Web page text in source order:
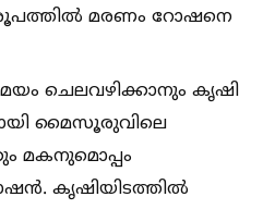
രൂപത്തില്‍ മരണം റോഷനെ
ചെലവഴിക്കാനും കൃഷി
മൈസൂരുവിലെ
മകനുമൊപ്പം
കൃഷിയിടത്തില്‍